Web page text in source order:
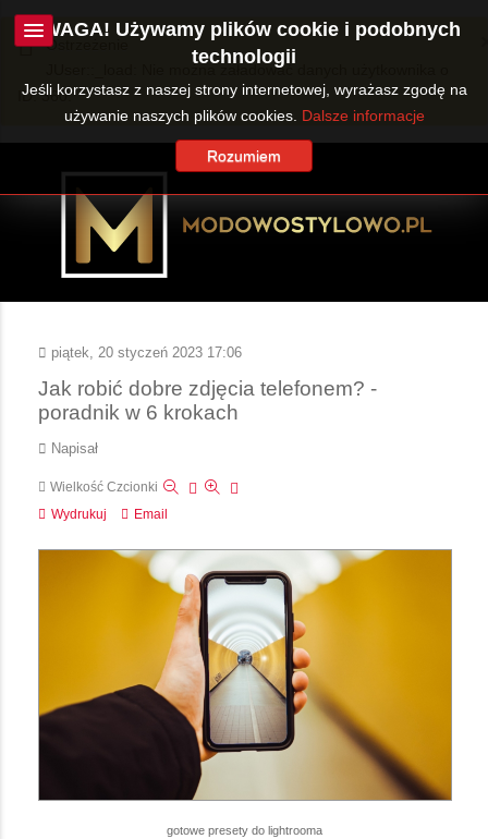
Ostrzeżenie
JUser::_load: Nie można załadować danych użytkownika o
ID: 360.
piątek, 20 styczeń 2023 17:06
Jak robić dobre zdjęcia telefonem? -
poradnik w 6 krokach
Napisał
Wielkość Czcionki
Wydrukuj
Email
gotowe presety do lightrooma
UWAGA! Używamy plików cookie i podobnych
technologii
Jeśli korzystasz z naszej strony internetowej, wyrażasz zgodę na
używanie naszych plików cookies. Dalsze informacje
Rozumiem